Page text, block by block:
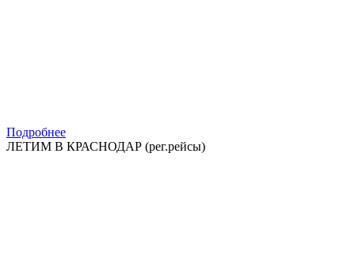
Подробнее
ЛЕТИМ В КРАСНОДАР (рег.рейсы)